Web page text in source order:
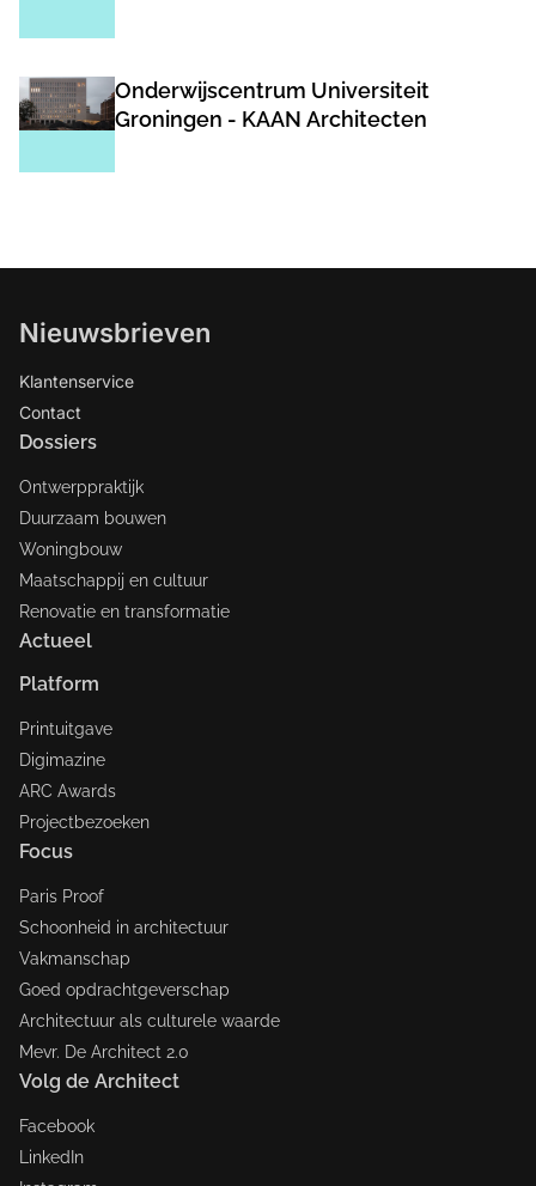
Onderwijscentrum Universiteit
Groningen - KAAN Architecten
Nieuwsbrieven
Klantenservice
Contact
Dossiers
Ontwerppraktijk
Duurzaam bouwen
Woningbouw
Maatschappij en cultuur
Renovatie en transformatie
Actueel
Platform
Printuitgave
Digimazine
ARC Awards
Projectbezoeken
Focus
Paris Proof
Schoonheid in architectuur
Vakmanschap
Goed opdrachtgeverschap
Architectuur als culturele waarde
Mevr. De Architect 2.0
Volg de Architect
Facebook
LinkedIn